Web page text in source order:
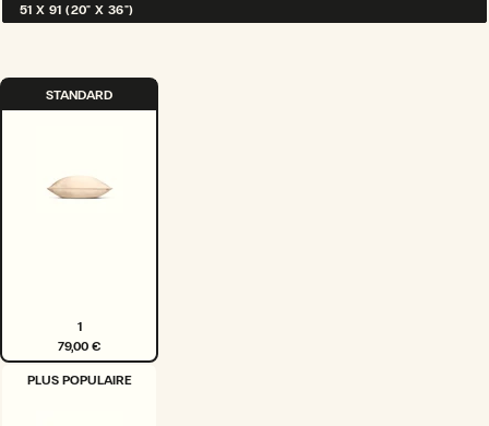
51 X 91 (20" X 36")
VARIANTE
STANDARD
1
79,00 €
VARIANTE
ÉPUISÉE
PLUS POPULAIRE